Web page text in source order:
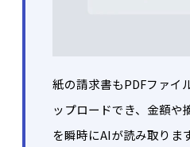
紙の請求書もPDFファイ
ップロードでき、金額や
を瞬時にAIが読み取りま